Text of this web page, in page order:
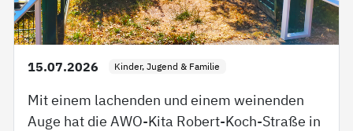
15.07.2026 Kinder, Jugend & Familie
Mit einem lachenden und einem weinenden
Auge hat die AWO-Kita Robert-Koch-Straße in